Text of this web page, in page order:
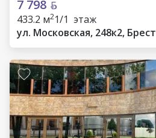
7 798
433.2 м21/1 этаж
ул. Московская, 248к2, Брест